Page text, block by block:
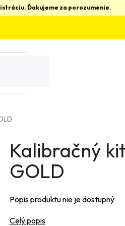
Ďakujeme za porozumenie.
Kalibračný
GOLD
Popis produktu nie je dostupný
Celý popis